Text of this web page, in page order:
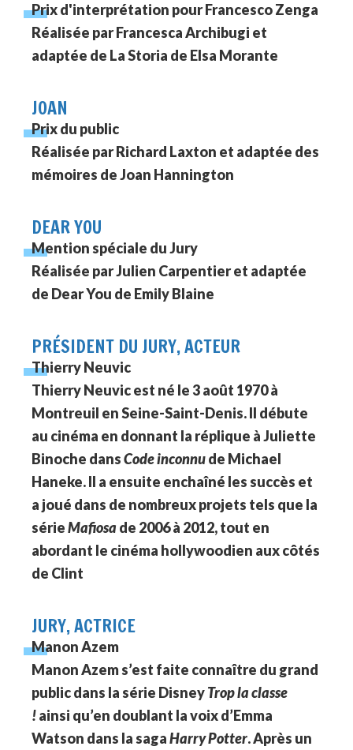
Prix d'interprétation pour Francesco Zenga
Réalisée par Francesca Archibugi et
adaptée de La Storia de Elsa Morante
JOAN
Prix du public
Réalisée par Richard Laxton et adaptée des
mémoires de Joan Hannington
DEAR YOU
Mention spéciale du Jury
Réalisée par Julien Carpentier et adaptée
de Dear You de Emily Blaine
PRÉSIDENT DU JURY, ACTEUR
Thierry Neuvic
Thierry Neuvic est né le 3 août 1970 à
Montreuil en Seine-Saint-Denis. Il débute
au cinéma en donnant la réplique à Juliette
Binoche dansCode inconnude Michael
Haneke. Il a ensuite enchaîné les succès et
a joué dans de nombreux projets tels que la
sérieMafiosa de 2006 à 2012, tout en
abordant le cinéma hollywoodien aux côtés
de Clint
JURY, ACTRICE
Manon Azem
Manon Azem s’est faite connaître du grand
public dans la série DisneyTrop la classe
!ainsi qu’en doublant la voix d’Emma
Watson dans la sagaHarry Potter. Après un